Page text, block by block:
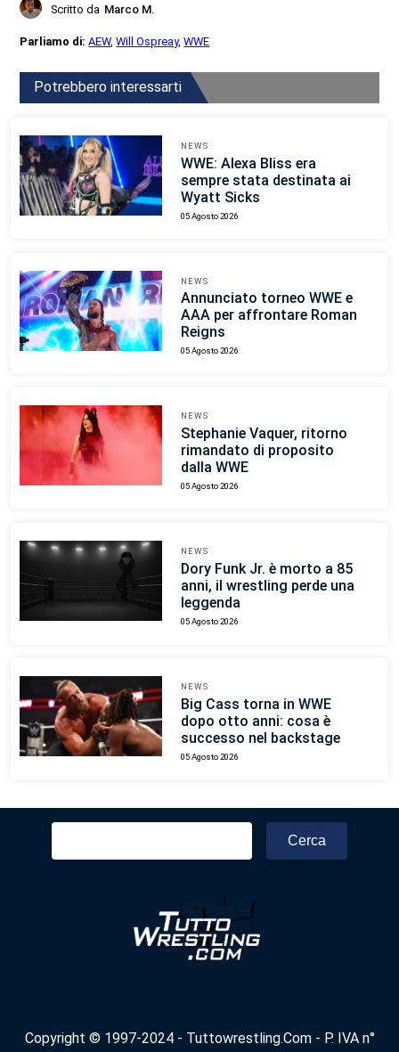
Scritto da Marco M.
Parliamo di:AEW,Will Ospreay,WWE
Potrebbero interessarti
NEWS
WWE: Alexa Bliss era
sempre stata destinata ai
Wyatt Sicks
05 Agosto 2026
NEWS
Annunciato torneo WWE e
AAA per affrontare Roman
Reigns
05 Agosto 2026
NEWS
Stephanie Vaquer, ritorno
rimandato di proposito
dalla WWE
05 Agosto 2026
NEWS
Dory Funk Jr. è morto a 85
anni, il wrestling perde una
leggenda
05 Agosto 2026
NEWS
Big Cass torna in WWE
dopo otto anni: cosa è
successo nel backstage
05 Agosto 2026
Ricerca
Copyright © 1997-2024 - Tuttowrestling.Com - P. IVA n°